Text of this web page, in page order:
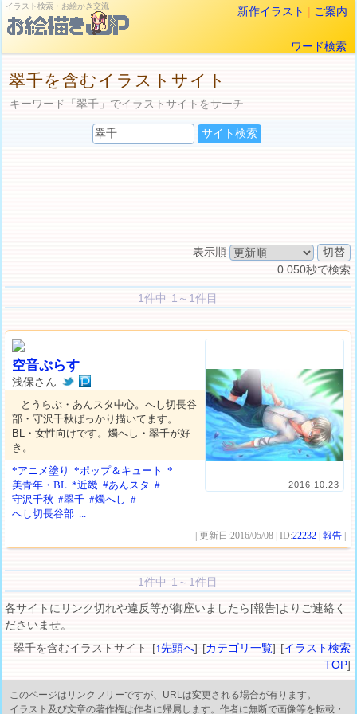
イラスト検索・お絵かき交流 新作イラスト | ご案内
ワード検索
翠千を含むイラストサイト
キーワード「翠千」でイラストサイトをサーチ
表示順
0.050秒で検索
1件中 1～1件目
2016.10.23
空音ぷらす
浅保さん
とうらぶ・あんスタ中心。へし切長谷
部・守沢千秋ばっかり描いてます。
BL・女性向けです。燭へし・翠千が好
き。
*アニメ塗り
*ポップ＆キュート
*
美青年・BL *近畿 #あんスタ #
守沢千秋 #翠千 #燭へし #
へし切長谷部 ...
| 更新日:2016/05/08 | ID:22232 |報告
1件中 1～1件目
各サイトにリンク切れや違反等が御座いましたら[報告]よりご連絡く
ださいませ。
翠千を含むイラストサイト [↑先頭へ] [カテゴリ一覧] [イラスト検索
TOP]
このページはリンクフリーですが、URLは変更される場合が有ります。
イラスト及び文章の著作権は作者に帰属します。作者に無断で画像等を転載・